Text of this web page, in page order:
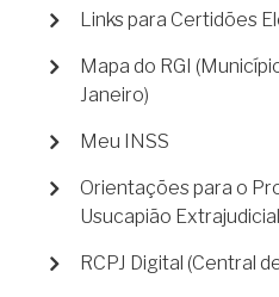
Links para Certidões
Mapa do RGI
Janeiro)
Meu INSS
Orientações para o
Usucapião Extrajudicial
RCPJ Digital (Central